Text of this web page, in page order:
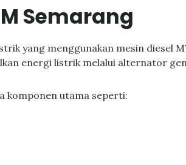
Semarang
yang menggunakan mesin diesel
energi listrik melalui alternator
komponen utama seperti: